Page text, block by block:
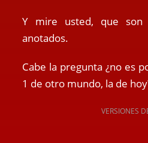
Y mire usted, que son
anotados.
Cabe la pregunta ¿no es
1 de otro mundo, la de
VERSIONES